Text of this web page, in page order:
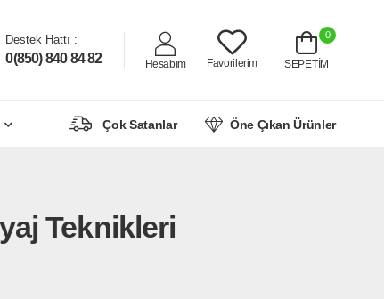
Destek Hattı :
0(850) 840 84 82 Hesabım Favorilerim
0
SEPETİM
Çok Satanlar Öne Çıkan Ürünler
Teknikleri